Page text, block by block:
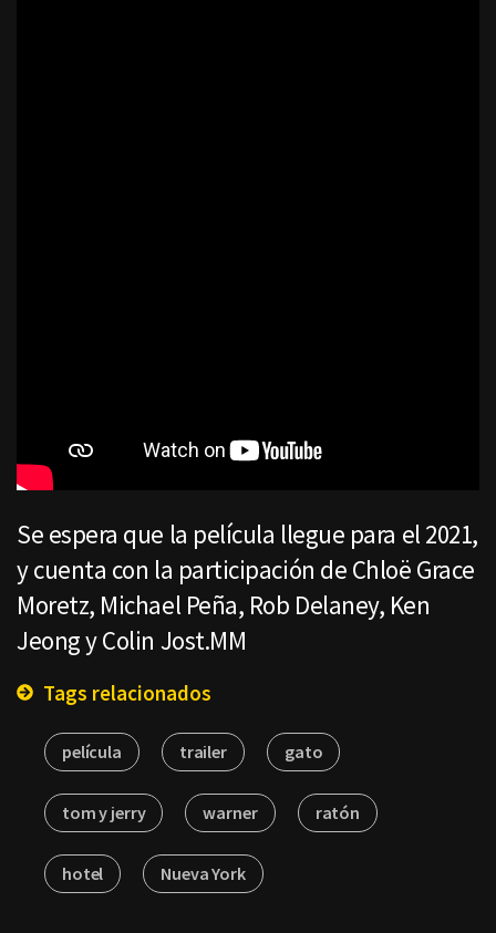
Se espera que la película llegue para el 2021,
y cuenta con la participación de Chloë Grace
Moretz, Michael Peña, Rob Delaney, Ken
Jeong y Colin Jost.MM
Tags relacionados
película trailer gato
tom y jerry warner ratón
hotel Nueva York